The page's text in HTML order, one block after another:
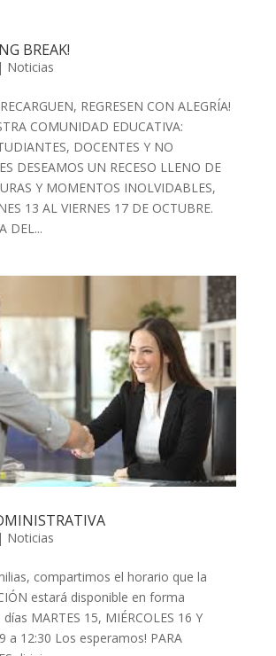
BREAK!
| Noticias
REGRESEN CON ALEGRÍA!
COMUNIDAD EDUCATIVA:
DOCENTES Y NO
DESEAMOS UN RECESO LLENO DE
Y MOMENTOS INOLVIDABLES,
13 AL VIERNES 17 DE OCTUBRE.
DEL...
Noticias
compartimos el horario que la
estará disponible en forma
MARTES 15, MIÉRCOLES 16 Y
9 a 12:30 Los esperamos! PARA